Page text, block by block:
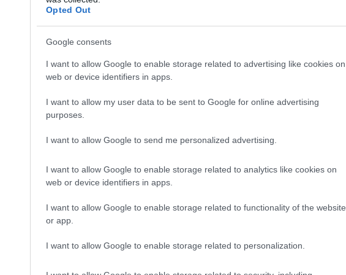
Opted Out
Google consents
I want to allow Google to enable storage related to advertising like cookies on
web or device identifiers in apps.
I want to allow my user data to be sent to Google for online advertising
purposes.
I want to allow Google to send me personalized advertising.
I want to allow Google to enable storage related to analytics like cookies on
web or device identifiers in apps.
I want to allow Google to enable storage related to functionality of the website
or app.
I want to allow Google to enable storage related to personalization.
új terv, a Swift Cup Europe bajnokságban folytathatta
FIA értékelés bajnoki címéért küzdhet az új 1.4 turbós
élmezőnyben autózott, sorra nyerte a futamokat vagy állt
után látogatott el a bajnokság a szezonzáró hétvégére,
a Hungaroringen. A magyar pilóta jelentős